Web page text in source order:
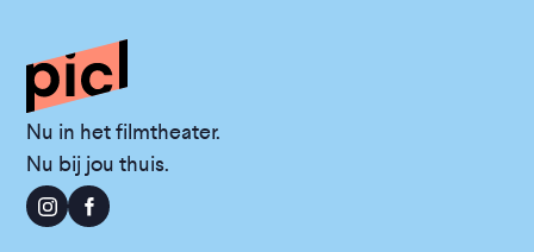
Nu in het filmtheater.
Nu bij jou thuis.